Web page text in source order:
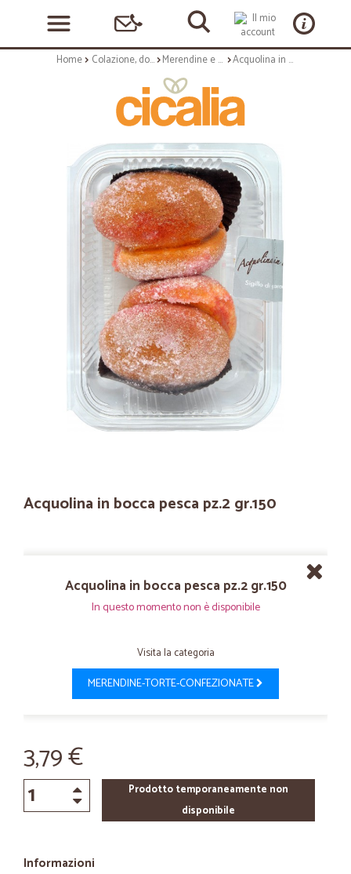
Home Colazione, dolciumi e snack Merendine e torte confezionate Acquolina in bocca pesca pz.2 gr.150
Acquolina in bocca pesca pz.2 gr.150
Acquolina in bocca pesca pz.2 gr.150
In questo momento non è disponibile
Visita la categoria
MERENDINE-TORTE-CONFEZIONATE
3,79 €
Prodotto temporaneamente non
disponibile
Informazioni